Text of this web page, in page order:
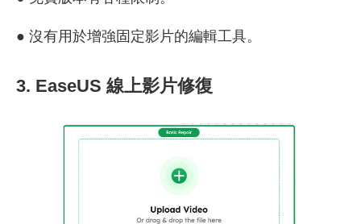
● 沒有用於增強固定影片的編輯工具。
3. EaseUS 線上影片修復